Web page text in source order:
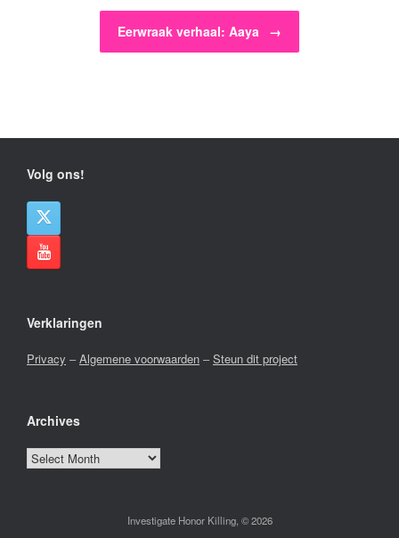
Eerwraak verhaal: Aaya →
Volg ons!
Verklaringen
Privacy –Algemene voorwaarden –Steun dit project
Archives
Archives
Investigate Honor Killing, © 2026